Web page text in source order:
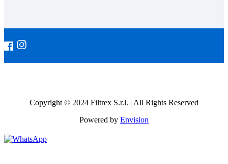
Copyright © 2024 Filtrex S.r.l. | All Rights Reserved
Powered by Envision